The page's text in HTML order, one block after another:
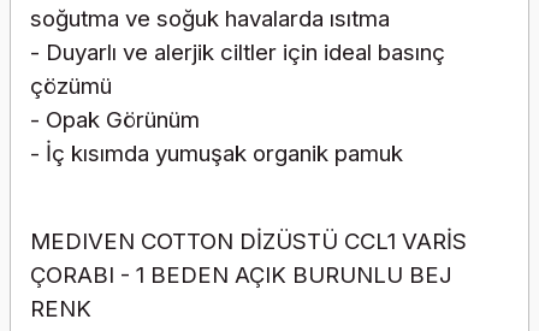
soğutma ve soğuk havalarda ısıtma
- Duyarlı ve alerjik ciltler için ideal basınç
çözümü
- Opak Görünüm
- İç kısımda yumuşak organik pamuk
MEDIVEN COTTON DİZÜSTÜ CCL1 VARİS
ÇORABI - 1 BEDEN AÇIK BURUNLU BEJ
RENK